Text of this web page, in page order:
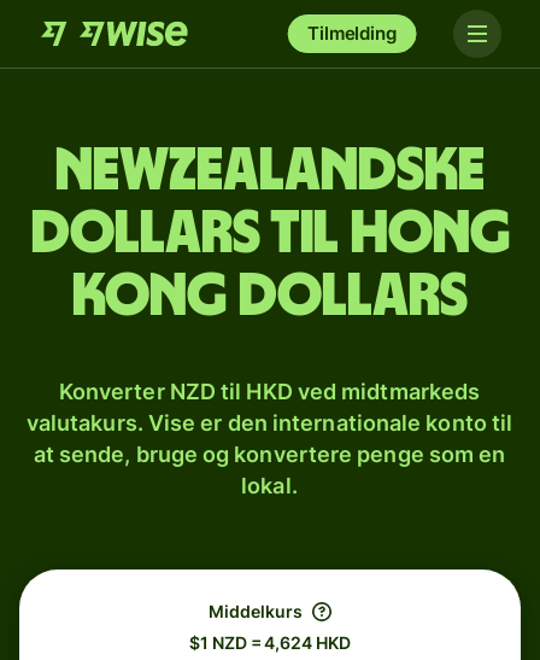
Tilmelding
Newzealandske
dollars til hong
kong dollars
Konverter NZD til HKD ved midtmarkeds
valutakurs. Vise er den internationale konto til
at sende, bruge og konvertere penge som en
lokal.
Middelkurs
$1 NZD = 4,624 HKD